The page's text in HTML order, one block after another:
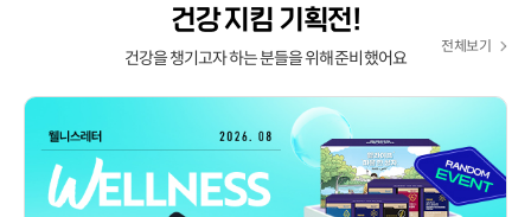
건강 지킴 기획전!
건강을 챙기고자 하는 분들을 위해 준비했어요
전체보기